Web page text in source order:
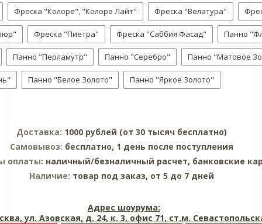
Фреска "Колоре", "Колоре Лайт" Фреска "Велатура"
Фреска "Пиетра" Фреска "Саббия Фасад" Панно
Панно "Перламутр" Панно "Серебро" Панно "Матовое
Панно "Белое Золото" Панно "Яркое Золото"
Доставка: 1000 рублей (от 30 тысяч бесплатно)
Самовывоз: бесплатно, 1 день после поступления
оплаты: наличный/безналичный расчет, банковские
Наличие: товар под заказ, от 5 до 7 дней
Адрес шоурума:
ул. Азовская, д. 24, к. 3, офис 71, ст.м.